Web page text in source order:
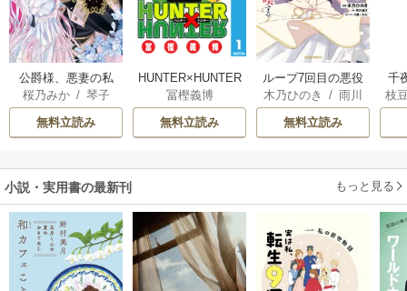
公爵様、悪妻の私
はもう放っておい
てください
桜乃みか/ 琴子
無料立読み
HUNTER×HUNTER
モノクロ版
冨樫義博
無料立読み
ループ7回目の悪役
令嬢は、元敵国で
自由気ままな花嫁
生活を満喫する
木乃ひのき /雨川
透子/八美☆わん
無料立読み
千
国
枝
小説・実用書の最新刊 もっと見る